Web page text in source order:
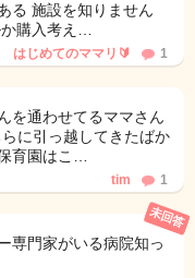
る 施設を知りません
購入考え…
はじめてのママリ🔰 1
を通わせてるママさん
に引っ越してきたばか
育園はこ…
tim 1
専門家がいる病院知っ
未回答